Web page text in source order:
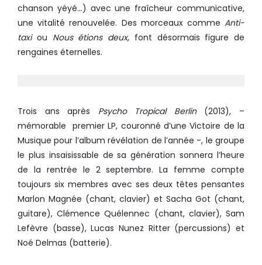
chanson yéyé…) avec une fraîcheur communicative,
une vitalité renouvelée. Des morceaux comme Anti-
taxiou Nous étions deux, font désormais figure de
rengaines éternelles.
Trois ans après Psycho Tropical Berlin(2013), –
mémorable premier LP, couronné d’une Victoire de la
Musique pour l’album révélation de l’année -, le groupe
le plus insaisissable de sa génération sonnera l’heure
de la rentrée le 2 septembre. La femme compte
toujours six membres avec ses deux têtes pensantes
Marlon Magnée (chant, clavier) et Sacha Got (chant,
guitare), Clémence Quélennec (chant, clavier), Sam
Lefèvre (basse), Lucas Nunez Ritter (percussions) et
Noé Delmas (batterie).